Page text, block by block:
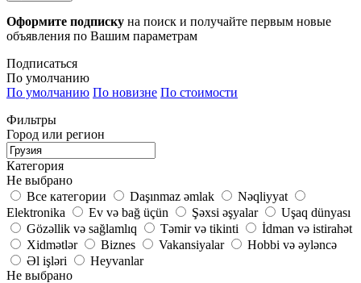
Оформите подписку на поиск и получайте первым новые
объявления по Вашим параметрам
Подписаться
По умолчанию
По умолчанию По новизне По стоимости
Фильтры
Город или регион
Категория
Не выбрано
Все категории
Daşınmaz əmlak
Nəqliyyat
Elektronika
Ev və bağ üçün Şəxsi əşyalar
Uşaq dünyası
Gözəllik və sağlamlıq
Təmir və tikinti
İdman və istirahət
Xidmətlər
Biznes Vakansiyalar
Hobbi və əyləncə
Əl işləri
Heyvanlar
Не выбрано